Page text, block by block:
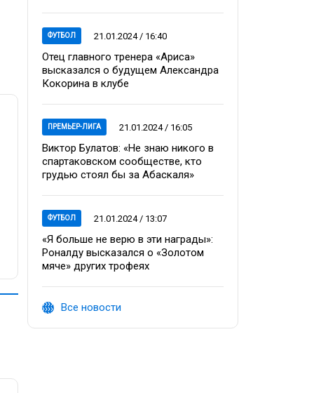
ФУТБОЛ 21.01.2024 / 16:40
Отец главного тренера «Ариса»
высказался о будущем Александра
Кокорина в клубе
ПРЕМЬЕР-ЛИГА 21.01.2024 / 16:05
Виктор Булатов: «Не знаю никого в
спартаковском сообществе, кто
грудью стоял бы за Абаскаля»
ФУТБОЛ 21.01.2024 / 13:07
«Я больше не верю в эти награды»:
Роналду высказался о «Золотом
мяче» других трофеях
Все новости